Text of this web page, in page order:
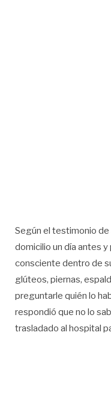
Según el testimonio de
domicilio un día antes
consciente dentro de
glúteos, piernas,
preguntarle quién lo
respondió que no lo
trasladado al hospital